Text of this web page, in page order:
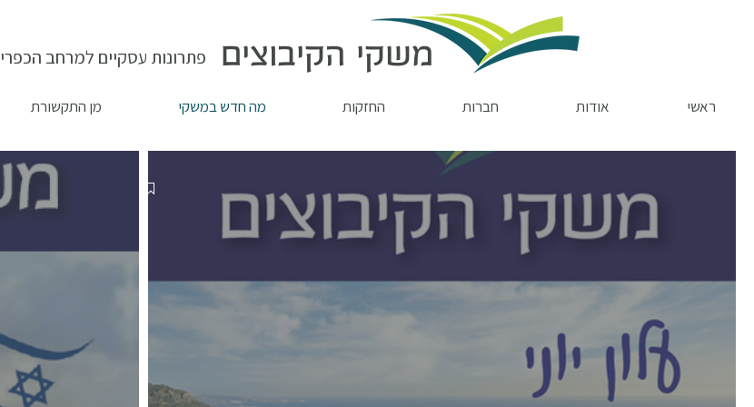
משקי הקיבוצים פתרונות עסקיים למרחב הכפרי
ראשי אודות חברות החזקות מה חדש במשקי מן התקשורת